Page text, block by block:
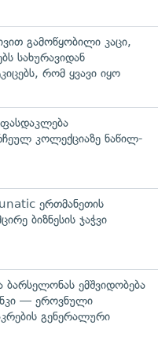
გამოწყობილი კაცი,
სახურავიდან
რომ ყვავი იყო
კოლექციაზე ნაწილ-
ერთმანეთის
ბიზნესის ჯაჭვი
ბარსელონას ემშვიდობება
— ეროვნული
გენერალური